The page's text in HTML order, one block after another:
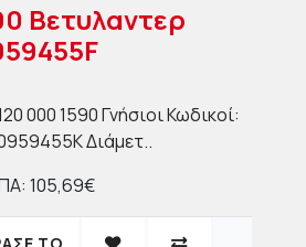
Βετυλαντερ
000 1590 Γνήσιοι Κωδικοί:
Διάμετ..
105,69€